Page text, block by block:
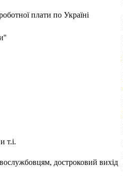
плати по Україні
т.і.
достроковий вихід